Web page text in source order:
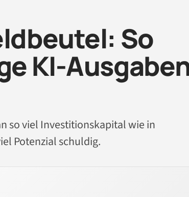
So
KI-
so viel Investitionskapital wie in
Potenzial schuldig.